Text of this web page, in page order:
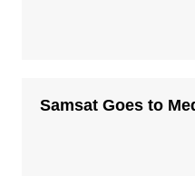
Samsat Goes to